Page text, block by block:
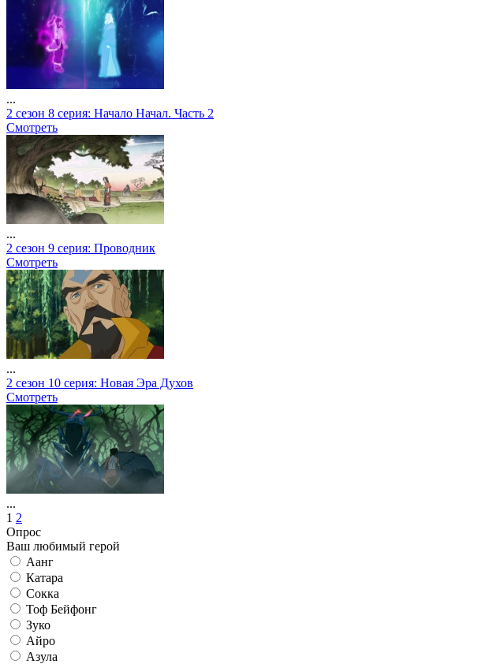
...
2 сезон 8 серия: Начало Начал. Часть 2
Смотреть
...
2 сезон 9 серия: Проводник
Смотреть
...
2 сезон 10 серия: Новая Эра Духов
Смотреть
...
1 2
Опрос
Ваш любимый герой
Аанг
Катара
Сокка
Тоф Бейфонг
Зуко
Айро
Азула